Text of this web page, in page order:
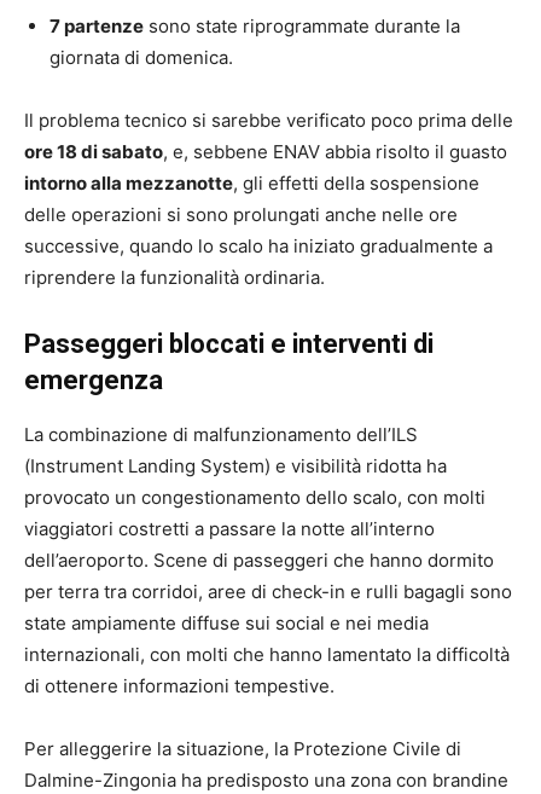
7 partenze sono state riprogrammate durante la
giornata di domenica.
Il problema tecnico si sarebbe verificato poco prima delle
ore 18 di sabato, e, sebbene ENAV abbia risolto il guasto
intorno alla mezzanotte, gli effetti della sospensione
delle operazioni si sono prolungati anche nelle ore
successive, quando lo scalo ha iniziato gradualmente a
riprendere la funzionalità ordinaria.
Passeggeri bloccati e interventi di
emergenza
La combinazione di malfunzionamento dell’ILS
(Instrument Landing System) e visibilità ridotta ha
provocato un congestionamento dello scalo, con molti
viaggiatori costretti a passare la notte all’interno
dell’aeroporto. Scene di passeggeri che hanno dormito
per terra tra corridoi, aree di check-in e rulli bagagli sono
state ampiamente diffuse sui social e nei media
internazionali, con molti che hanno lamentato la difficoltà
di ottenere informazioni tempestive.
Per alleggerire la situazione, la Protezione Civile di
Dalmine-Zingonia ha predisposto una zona con brandine